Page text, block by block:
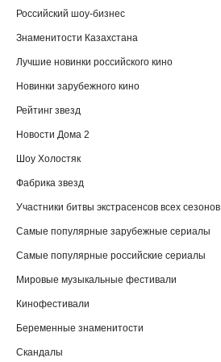
Российский шоу-бизнес
Знаменитости Казахстана
Лучшие новинки российского кино
Новинки зарубежного кино
Рейтинг звезд
Новости Дома 2
Шоу Холостяк
Фабрика звезд
Участники битвы экстрасенсов всех сезонов
Самые популярные зарубежные сериалы
Самые популярные российские сериалы
Мировые музыкальные фестивали
Кинофестивали
Беременные знаменитости
Скандалы